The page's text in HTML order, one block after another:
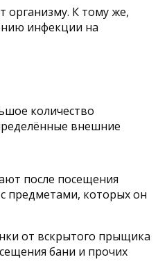
организму. К тому же,
инфекции на
количество
внешние
после посещения
предметами, которых он
от вскрытого прыщика
бани и прочих